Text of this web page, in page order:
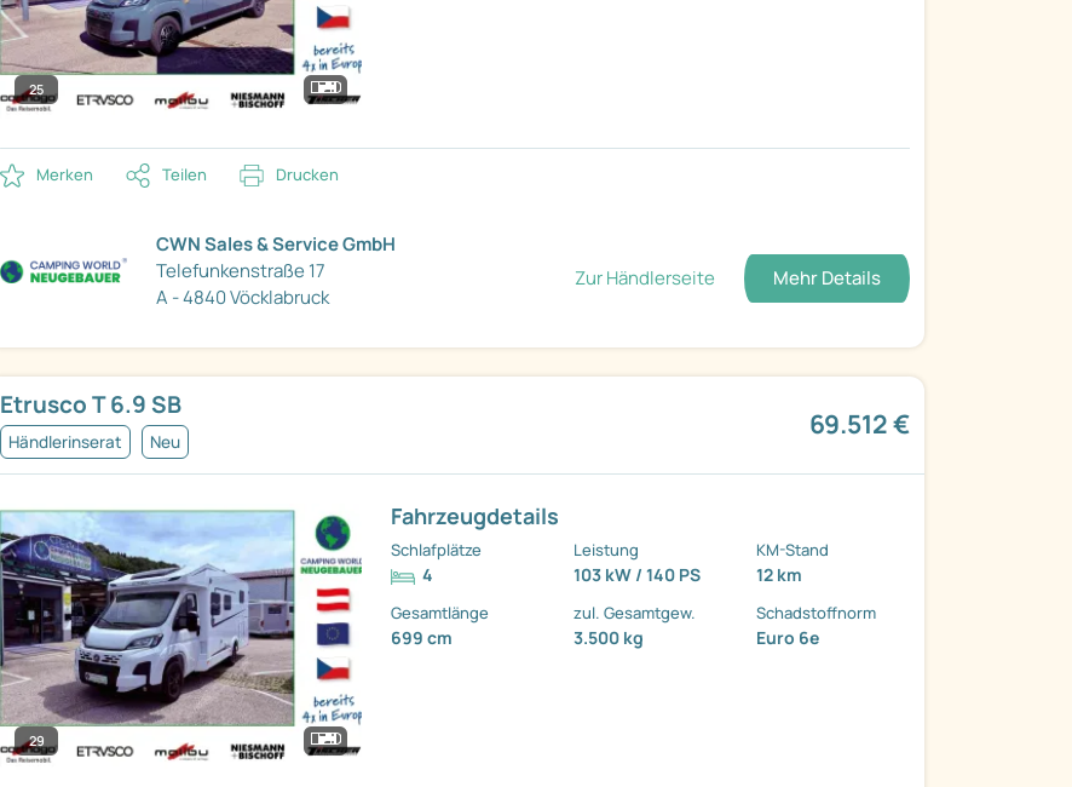
25
Merken Teilen Drucken
CWN Sales & Service GmbH
Telefunkenstraße 17
A - 4840 Vöcklabruck
Zur Händlerseite Mehr Details
Etrusco T 6.9 SB
Händlerinserat Neu
69.512 €
29
Fahrzeugdetails
Schlafplätze
4
Leistung
103 kW / 140 PS
KM-Stand
12 km
Gesamtlänge
699 cm
zul. Gesamtgew.
3.500 kg
Schadstoffnorm
Euro 6e